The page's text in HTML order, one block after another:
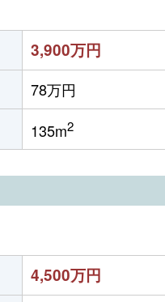
3,900万円
78万円
135m2
4,500万円